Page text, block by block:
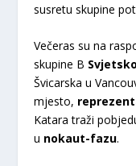
susretu skupine
Večeras su na
skupine B
Švicarska u
mjesto,
Katara traži
u nokaut-fazu.